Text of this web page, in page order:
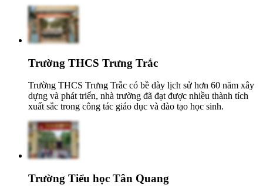
Trường THCS Trưng Trắc
Trường THCS Trưng Trắc có bề dày lịch sử hơn 60 năm xây
dựng và phát triển, nhà trường đã đạt được nhiều thành tích
xuất sắc trong công tác giáo dục và đào tạo học sinh.
Trường Tiểu học Tân Quang